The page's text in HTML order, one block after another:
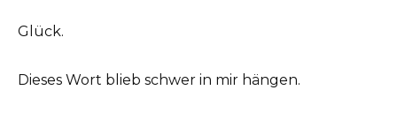
Glück.
Dieses Wort blieb schwer in mir hängen.